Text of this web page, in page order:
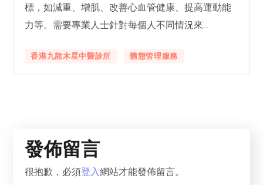
標，如減重、增肌、改善心血管健康、提高運動能
力等。需要專業人士針對每個人不同情況來...
香港九龍木星中醫診所 體態管理服務
發佈留言
很抱歉，必須登入網站才能發佈留言。